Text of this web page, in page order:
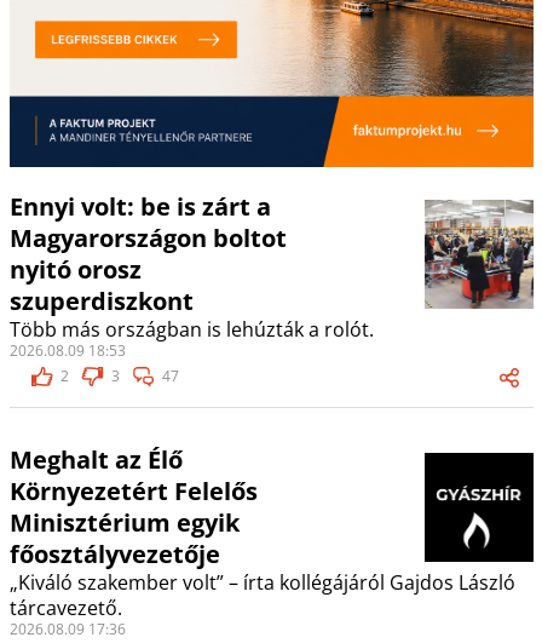
Ennyi volt: be is zárt a
Magyarországon boltot
nyitó orosz
szuperdiszkont
Több más országban is lehúzták a rolót.
2026.08.09 18:53
2
3 47
Meghalt az Élő
Környezetért Felelős
Minisztérium egyik
főosztályvezetője
„Kiváló szakember volt” – írta kollégájáról Gajdos László
tárcavezető.
2026.08.09 17:36